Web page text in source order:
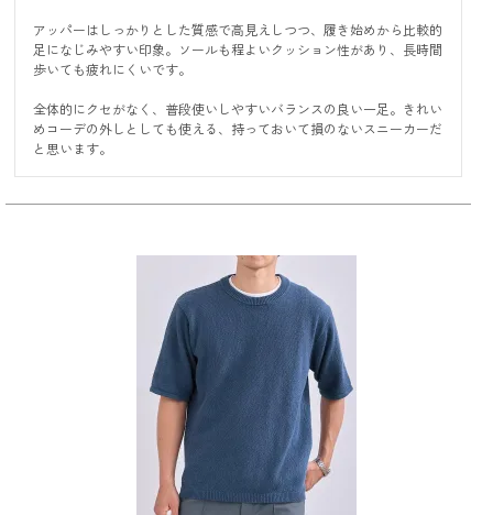
アッパーはしっかりとした質感で高見えしつつ、履き始めから比較的
足になじみやすい印象。ソールも程よいクッション性があり、長時間
歩いても疲れにくいです。
全体的にクセがなく、普段使いしやすいバランスの良い一足。きれい
めコーデの外しとしても使える、持っておいて損のないスニーカーだ
と思います。